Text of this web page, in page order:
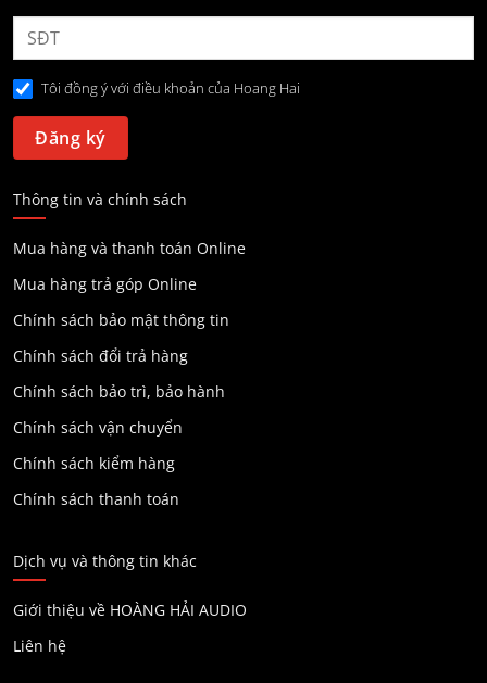
Tôi đồng ý với điều khoản của Hoang Hai
Thông tin và chính sách
Mua hàng và thanh toán Online
Mua hàng trả góp Online
Chính sách bảo mật thông tin
Chính sách đổi trả hàng
Chính sách bảo trì, bảo hành
Chính sách vận chuyển
Chính sách kiểm hàng
Chính sách thanh toán
Dịch vụ và thông tin khác
Giới thiệu về HOÀNG HẢI AUDIO
Liên hệ